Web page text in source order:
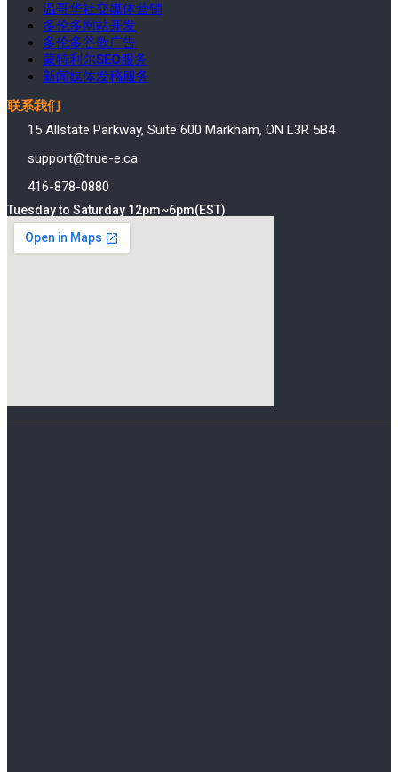
温哥华社交媒体营销
多伦多网站开发
多伦多谷歌广告
蒙特利尔SEO服务
新闻媒体发稿服务
联系我们
15 Allstate Parkway, Suite 600 Markham, ON L3R 5B4
support@true-e.ca
416-878-0880
Tuesday to Saturday 12pm~6pm(EST)